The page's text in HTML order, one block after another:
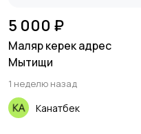
5 000 ₽
Маляр керек адрес
Мытищи
1 неделю назад
Канатбек